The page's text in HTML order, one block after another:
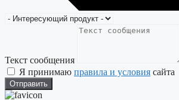
Текст сообщения
Я принимаю правила и условия сайта
Отправить